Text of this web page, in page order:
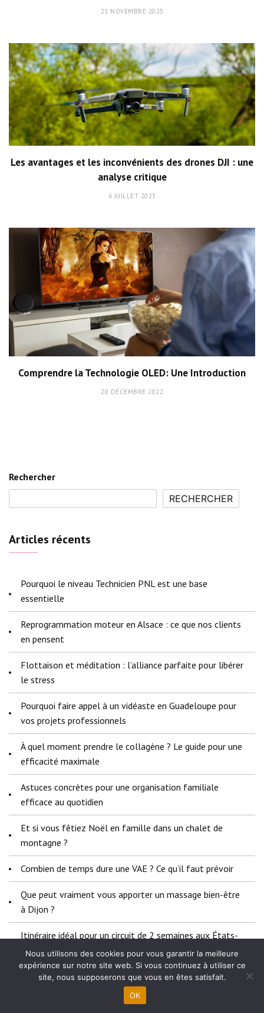
21 NOVEMBRE 2025
Les avantages et les inconvénients des drones DJI : une
analyse critique
6 JUILLET 2023
Comprendre la Technologie OLED: Une Introduction
20 DÉCEMBRE 2022
Rechercher
RECHERCHER
Articles récents
Pourquoi le niveau Technicien PNL est une base
essentielle
Reprogrammation moteur en Alsace : ce que nos clients
en pensent
Flottaison et méditation : l’alliance parfaite pour libérer
le stress
Pourquoi faire appel à un vidéaste en Guadeloupe pour
vos projets professionnels
À quel moment prendre le collagène ? Le guide pour une
efficacité maximale
Astuces concrètes pour une organisation familiale
efficace au quotidien
Et si vous fêtiez Noël en famille dans un chalet de
montagne ?
Combien de temps dure une VAE ? Ce qu’il faut prévoir
Que peut vraiment vous apporter un massage bien-être
à Dijon ?
Itinéraire idéal pour un circuit de 2 semaines aux États-
Unis
Pourquoi offrir un bijou corse est un geste symbolique
Les bijoux comme langage d’appartenance culturelle
Nous utilisons des cookies pour vous garantir la meilleure
expérience sur notre site web. Si vous continuez à utiliser ce
site, nous supposerons que vous en êtes satisfait.
OK